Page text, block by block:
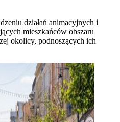
działań animacyjnych i
mieszkańców obszaru
okolicy, podnoszących ich